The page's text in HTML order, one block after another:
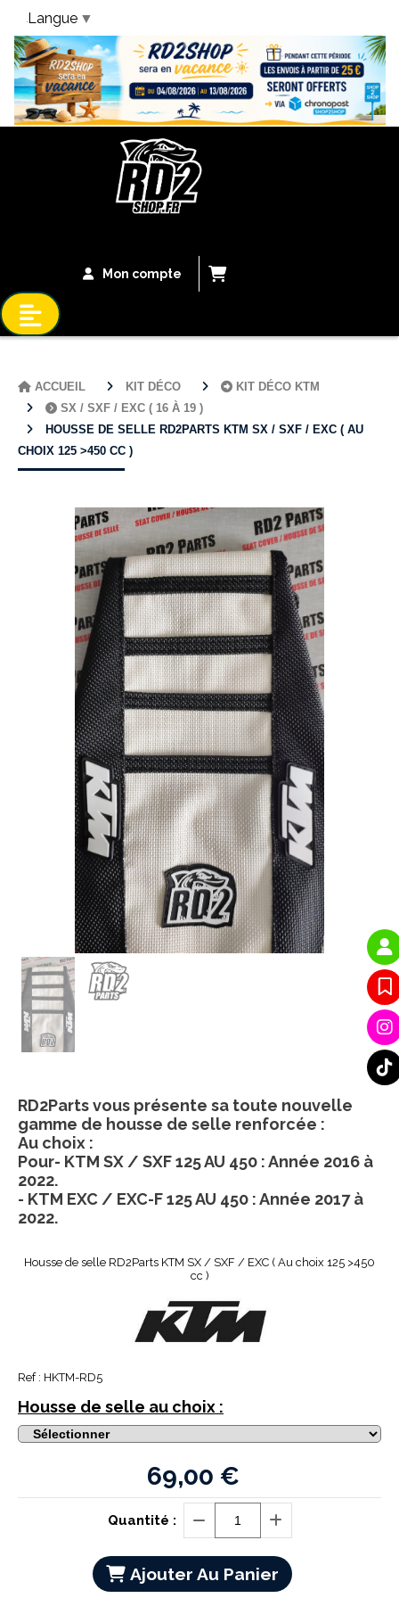
Bandeau Vacances
Mon compte
ACCUEIL KIT DÉCO
KIT DÉCO KTM
SX / SXF / EXC ( 16 À 19 )
HOUSSE DE SELLE RD2PARTS KTM SX / SXF / EXC ( AU
CHOIX 125 >450 CC )
Housse de selle RD2Parts KTM SX / SXF / EXC ( Au choix 125 >450
cc )
Ref : HKTM-RD5
Housse de selle au choix :
69,00 €
Quantité :
Ajouter Au Panier
RD2Parts vous présente sa toute nouvelle
gamme de housse de selle renforcée :
Au choix :
Pour- KTM SX / SXF 125 AU 450 : Année 2016 à
2022.
- KTM EXC / EXC-F 125 AU 450 : Année 2017 à
2022.
Langue ▼